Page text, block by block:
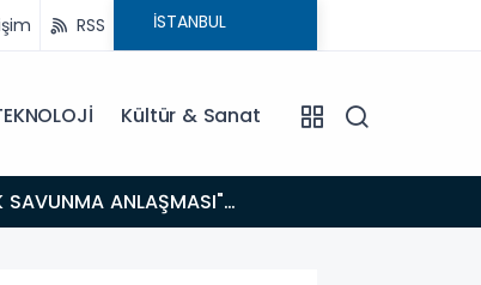
RSS
Kültür & Sanat
Uyanacağız"